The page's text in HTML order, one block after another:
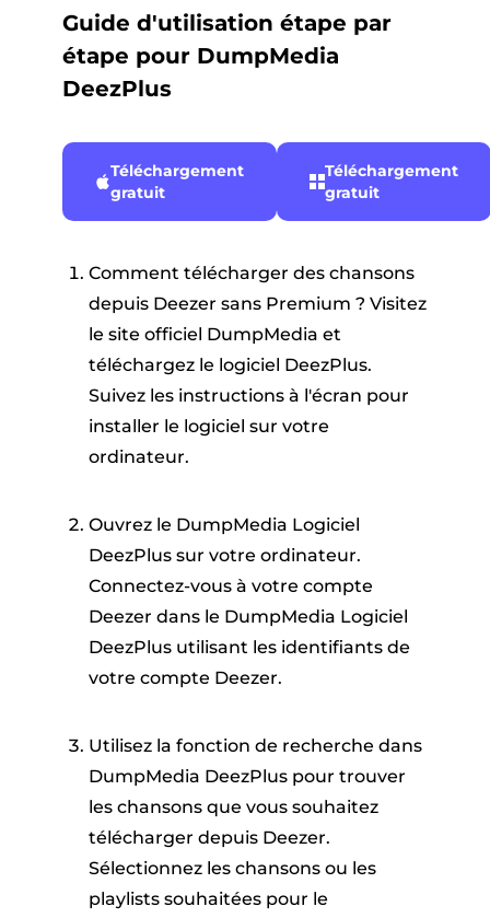
Guide d'utilisation étape par
étape pour DumpMedia
DeezPlus
Téléchargement
gratuit
Téléchargement
gratuit
Comment télécharger des chansons
depuis Deezer sans Premium ? Visitez
le site officiel DumpMedia et
téléchargez le logiciel DeezPlus.
Suivez les instructions à l'écran pour
installer le logiciel sur votre
ordinateur.
Ouvrez le DumpMedia Logiciel
DeezPlus sur votre ordinateur.
Connectez-vous à votre compte
Deezer dans le DumpMedia Logiciel
DeezPlus utilisant les identifiants de
votre compte Deezer.
Utilisez la fonction de recherche dans
DumpMedia DeezPlus pour trouver
les chansons que vous souhaitez
télécharger depuis Deezer.
Sélectionnez les chansons ou les
playlists souhaitées pour le